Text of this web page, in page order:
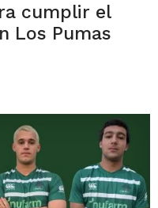
cumplir el
Los Pumas